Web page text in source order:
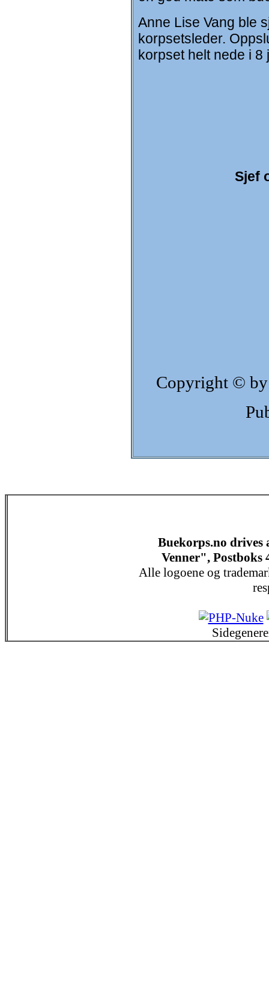
Anne Lise Vang ble
korpsetsleder.
korpset helt nede i 8
Sjef
Copyright © by
Buekorps.no drives
Venner", Postboks
Alle logoene og